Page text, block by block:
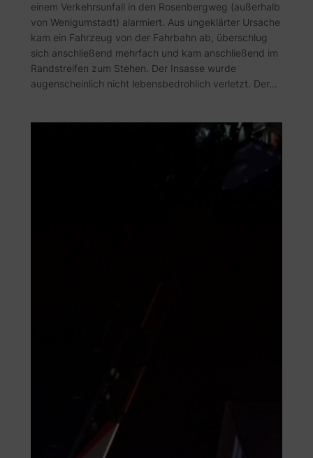
einem Verkehrsunfall in den Rosenbergweg (außerhalb
von Wenigumstadt) alarmiert. Aus ungeklärter Ursache
kam ein Fahrzeug von der Fahrbahn ab, überschlug
sich anschließend mehrfach und kam anschließend im
Randstreifen zum Stehen. Der Insasse wurde
augenscheinlich nicht lebensbedrohlich verletzt. Der…